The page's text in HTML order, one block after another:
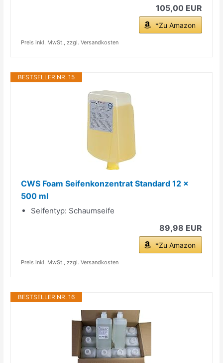
105,00 EUR
*Zu Amazon
Preis inkl. MwSt., zzgl. Versandkosten
BESTSELLER NR. 15
CWS Foam Seifenkonzentrat Standard 12 x
500 ml
Seifentyp: Schaumseife
89,98 EUR
*Zu Amazon
Preis inkl. MwSt., zzgl. Versandkosten
BESTSELLER NR. 16